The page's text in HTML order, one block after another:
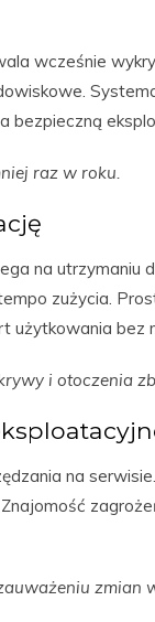
wcześnie
bezpieczną
raz w roku.
na utrzymaniu
zużycia.
użytkowania bez
i otoczenia
na
zmian